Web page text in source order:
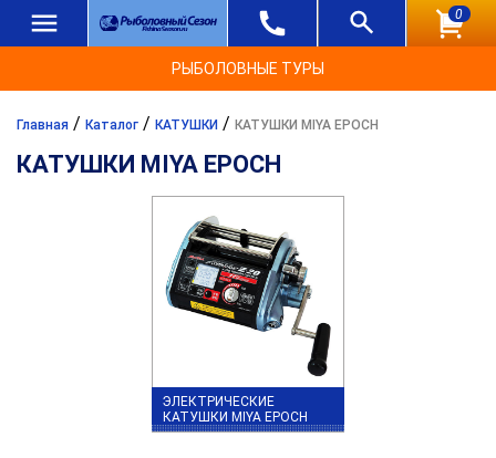
0
РЫБОЛОВНЫЕ ТУРЫ
Главная / Каталог / КАТУШКИ / КАТУШКИ MIYA EPOCH
КАТУШКИ MIYA EPOCH
ЭЛЕКТРИЧЕСКИЕ
КАТУШКИ MIYA EPOCH